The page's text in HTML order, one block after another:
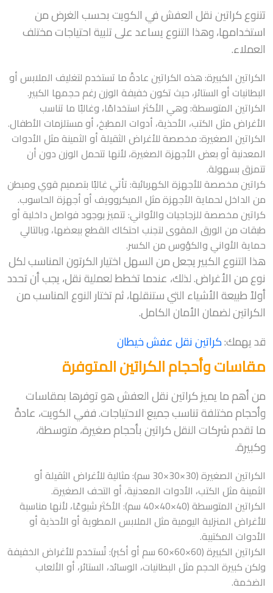
تتنوع كراتين نقل العفش في الكويت بحسب الغرض من
استخدامها، وهذا التنوع يساعد على تلبية احتياجات مختلف
العملاء.
الكراتين الكبيرة: هذه الكراتين عادةً ما تستخدم لتغليف الملابس أو
البطانيات أو الستائر، حيث تكون خفيفة الوزن رغم حجمها الكبير.
الكراتين المتوسطة: وهي الأكثر استخدامًا، وغالبًا ما تناسب
الأغراض مثل الكتب، الأحذية، أدوات المطبخ، أو مستلزمات الأطفال.
الكراتين الصغيرة: مخصصة للأغراض الثقيلة أو الثمينة مثل الأدوات
المعدنية أو بعض الأجهزة الصغيرة، لأنها تتحمل الوزن دون أن
تتمزق بسهولة.
كراتين مخصصة للأجهزة الكهربائية: تأتي غالبًا بتصميم قوي ومبطن
من الداخل لحماية الأجهزة مثل الميكروويف أو أجهزة الحاسوب.
كراتين مخصصة للزجاجيات والأواني: تتميز بوجود فواصل داخلية أو
طبقات من الورق المقوى لتجنب احتكاك القطع ببعضها، وبالتالي
حماية الأواني والكؤوس من الكسر.
هذا التنوع الكبير يجعل من السهل اختيار الكرتون المناسب لكل
نوع من الأغراض. لذلك، عندما تخطط لعملية نقل، يجب أن تحدد
أولاً طبيعة الأشياء التي ستنقلها، ثم تختار النوع المناسب من
الكراتين لضمان الأمان الكامل.
قد يهمك:كراتين نقل عفش خيطان
مقاسات وأحجام الكراتين المتوفرة
من أهم ما يميز كراتين نقل العفش هو توفرها بمقاسات
وأحجام مختلفة تناسب جميع الاحتياجات. ففي الكويت، عادةً
ما تقدم شركات النقل كراتين بأحجام صغيرة، متوسطة،
وكبيرة.
الكراتين الصغيرة (30×30×30 سم): مثالية للأغراض الثقيلة أو
الثمينة مثل الكتب، الأدوات المعدنية، أو التحف الصغيرة.
الكراتين المتوسطة (40×40×40 سم): الأكثر شيوعًا، لأنها مناسبة
للأغراض المنزلية اليومية مثل الملابس المطوية أو الأحذية أو
الأدوات المكتبية.
الكراتين الكبيرة (60×60×60 سم أو أكبر): تُستخدم للأغراض الخفيفة
ولكن كبيرة الحجم مثل البطانيات، الوسائد، الستائر، أو الألعاب
الضخمة.